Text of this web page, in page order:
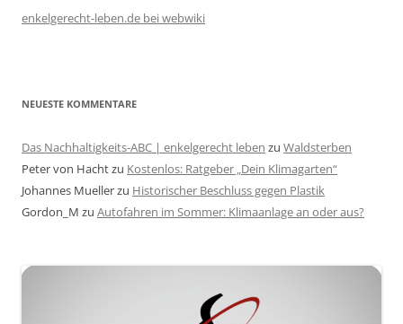
enkelgerecht-leben.de bei webwiki
NEUESTE KOMMENTARE
Das Nachhaltigkeits-ABC | enkelgerecht leben zu Waldsterben
Peter von Hachtzu Kostenlos: Ratgeber „Dein Klimagarten“
Johannes Muellerzu Historischer Beschluss gegen Plastik
Gordon_M zu Autofahren im Sommer: Klimaanlage an oder aus?